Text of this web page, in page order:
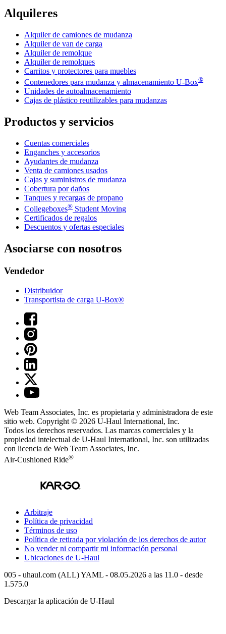
Alquileres
Alquiler de camiones de mudanza
Alquiler de van de carga
Alquiler de remolque
Alquiler de remolques
Carritos y protectores para muebles
Contenedores para mudanza y almacenamiento U-Box®
Unidades de autoalmacenamiento
Cajas de plástico reutilizables para mudanzas
Productos y servicios
Cuentas comerciales
Enganches y accesorios
Ayudantes de mudanza
Venta de camiones usados
Cajas y suministros de mudanza
Cobertura por daños
Tanques y recargas de propano
Collegeboxes® Student Moving
Certificados de regalos
Descuentos y ofertas especiales
Asociarse con nosotros
Vendedor
Distribuidor
Transportista de carga U-Box®
Web Team Associates, Inc. es propietaria y administradora de este
sitio web. Copyright © 2026 U-Haul International, Inc.
Todos los derechos reservados. Las marcas comerciales y la
propiedad intelectual de U-Haul International, Inc. son utilizadas
con licencia de Web Team Associates, Inc.
Air-Cushioned Ride®
Arbitraje
Política de privacidad
Términos de uso
Política de retirada por violación de los derechos de autor
No vender ni compartir mi información personal
Ubicaciones de U-Haul
005 - uhaul.com (ALL) YAML - 08.05.2026 a las 11.0 - desde
1.575.0
Descargar la aplicación de U-Haul